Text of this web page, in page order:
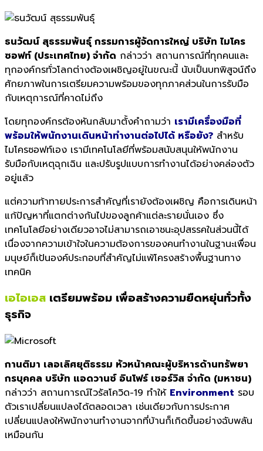
ธนวัฒน์ สุธรรมพันธุ์ กรรมการผู้จัดการใหญ่ บริษัท ไมโคร
ซอฟท์ (ประเทศไทย) จำกัด กล่าวว่า สถานการณ์ที่ทุกคนและ
ทุกองค์กรทั่วโลกต่างต้องเผชิญอยู่ในขณะนี้ นับเป็นบทพิสูจน์ถึง
ศักยภาพในการเตรียมความพร้อมของทุกภาคส่วนในการรับมือ
กับเหตุการณ์ที่คาดไม่ถึง
โดยทุกองค์กรต้องหันกลับมาตั้งคำถามว่า เรามีเครื่องมือที่
พร้อมให้พนักงานเดินหน้าทำงานต่อไปได้ หรือยัง? สำหรับ
ไมโครซอฟท์เอง เรามีเทคโนโลยีที่พร้อมสนับสนุนให้พนักงาน
รับมือกับเหตุฉุกเฉิน และปรับรูปแบบการทำงานได้อย่างคล่องตัว
อยู่แล้ว
แต่ความท้าทายประการสำคัญที่เรายังต้องเผชิญ คือการเดินหน้า
แก้ปัญหาที่แตกต่างกันไปของลูกค้าแต่ละรายนั่นเอง ซึ่ง
เทคโนโลยีอย่างเดียวอาจไม่สามารถเอาชนะอุปสรรคในส่วนนี้ได้
เนื่องจากความเข้าใจในความต้องการของคนทำงานในฐานะเพื่อน
มนุษย์ก็เป้นองค์ประกอบที่สำคัญไม่แพ้โครงสร้างพื้นฐานทาง
เทคนิค
เอไอเอส เตรียมพร้อม เพื่อสร้างความยืดหยุ่นทั่วทั้ง
ธุรกิจ
กานติมา เลอเลิศยุติธรรม หัวหน้าคณะผู้บริหารด้านทรัพยา
กรบุคคล บริษัท แอดวานซ์ อินโฟร์ เซอร์วิส จำกัด (มหาชน)
กล่าวว่า สถานการณ์ไวรัสโควิด-19 ทำให้ Environment รอบ
ตัวเราเปลี่ยนแปลงได้ตลอดเวลา เช่นเดียวกับการประกาศ
เปลี่ยนแปลงให้พนักงานทำงานจากที่บ้านก็เกิดขึ้นอย่างฉับพลัน
เหมือนกัน